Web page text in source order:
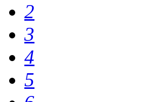
2
3
4
5